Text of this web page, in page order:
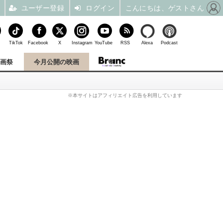
祭 今月公開の映画
※本サイトはアフィリエイト広告を利用しています
TikTok Facebook X Instagram YouTube RSS Alexa Podcast
ユーザー登録 ログイン こんにちは、ゲストさん